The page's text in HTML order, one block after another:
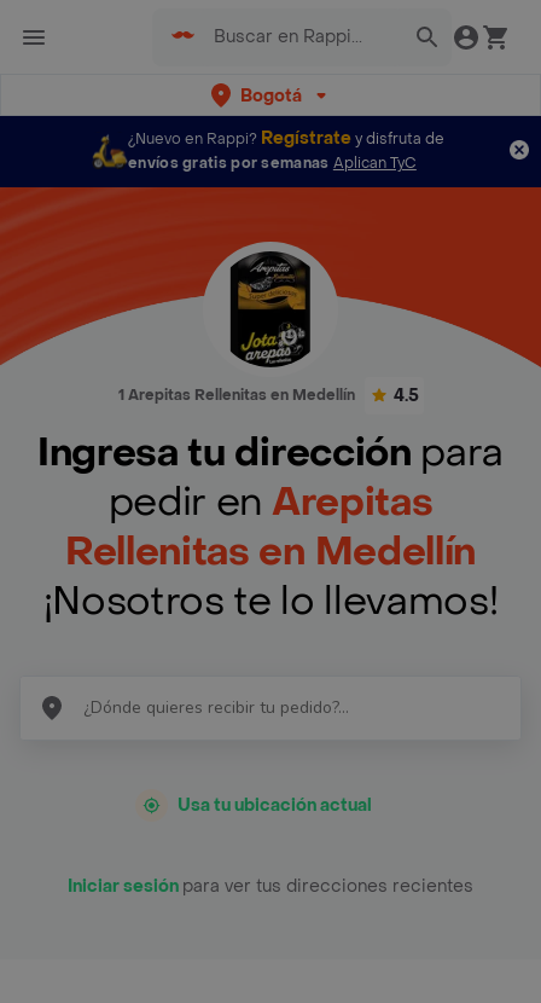
Bogotá
¿Nuevo en Rappi? Regístratey disfruta de
envíos gratis por semanas Aplican TyC
1 Arepitas Rellenitas en Medellín 4.5
Ingresa tu dirección para
pedir en Arepitas
Rellenitas en Medellín
¡Nosotros te lo llevamos!
Usa tu ubicación actual
Iniciar sesión para ver tus direcciones recientes